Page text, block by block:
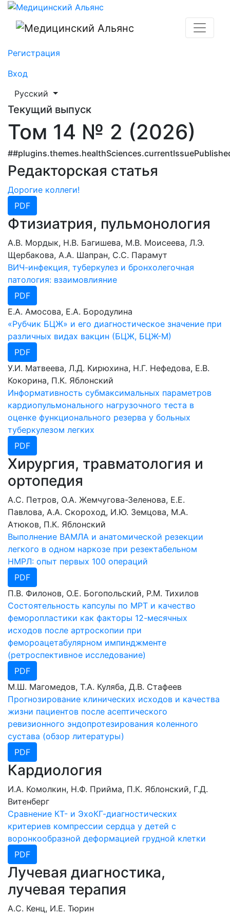
Медицинский Альянс
Регистрация
Вход
##plugins.themes.healthSciences.language.toggle##
Русский
Текущий выпуск
Том 14 № 2 (2026)
Редакторская статья
Дорогие коллеги!
PDF
Фтизиатрия, пульмонология
А.В. Мордык, Н.В. Багишева, М.В. Моисеева, Л.Э.
Щербакова, А.А. Шапран, С.С. Парамут
ВИЧ-инфекция, туберкулез и бронхолегочная
патология: взаимовлияние
PDF
Е.А. Амосова, Е.А. Бородулина
«Рубчик БЦЖ» и его диагностическое значение при
различных видах вакцин (БЦЖ, БЦЖ-М)
PDF
У.И. Матвеева, Л.Д. Кирюхина, Н.Г. Нефедова, Е.В.
Кокорина, П.К. Яблонский
Информативность субмаксимальных параметров
кардиопульмонального нагрузочного теста в
оценке функционального резерва у больных
туберкулезом легких
PDF
Хирургия, травматология и
ортопедия
А.С. Петров, О.А. Жемчугова-Зеленова, Е.Е.
Павлова, А.А. Скороход, И.Ю. Земцова, М.А.
Атюков, П.К. Яблонский
Выполнение ВАМЛА и анатомической резекции
легкого в одном наркозе при резектабельном
НМРЛ: опыт первых 100 операций
PDF
П.В. Филонов, О.Е. Богопольский, Р.М. Тихилов
Состоятельность капсулы по МРТ и качество
феморопластики как факторы 12-месячных
исходов после артроскопии при
фемороацетабулярном импинджменте
(ретроспективное исследование)
PDF
М.Ш. Магомедов, Т.А. Куляба, Д.В. Стафеев
Прогнозирование клинических исходов и качества
жизни пациентов после асептического
ревизионного эндопротезирования коленного
сустава (обзор литературы)
PDF
Кардиология
И.А. Комолкин, Н.Ф. Прийма, П.К. Яблонский, Г.Д.
Витенберг
Сравнение КТ- и ЭхоКГ-диагностических
критериев компрессии сердца у детей с
воронкообразной деформацией грудной клетки
PDF
Лучевая диагностика,
лучевая терапия
А.С. Кенц, И.Е. Тюрин